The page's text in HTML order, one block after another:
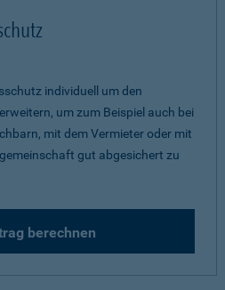
individuell um den
um zum Beispiel auch bei
mit dem Vermieter oder mit
gut abgesichert zu
berechnen